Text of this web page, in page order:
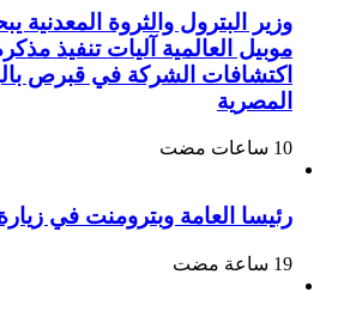
وزير البترول والثروة
موبيل العالمية آليات تنفيذ
اكتشافات الشركة في قبرص
المصرية
رئيسا العامة وبترومنت في